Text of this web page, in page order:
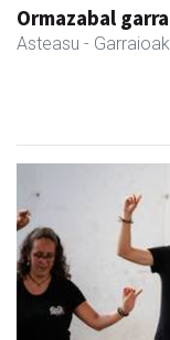
Ormazabal
Asteasu - Garraioak